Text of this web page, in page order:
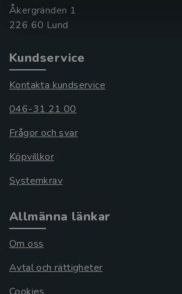
Åkergränden 1
Kundservice
Kontakta kundservice
046-31 21 00
Frågor och svar
Köpvillkor
Systemkrav
Allmänna länkar
Om oss
Avtal och rättigheter